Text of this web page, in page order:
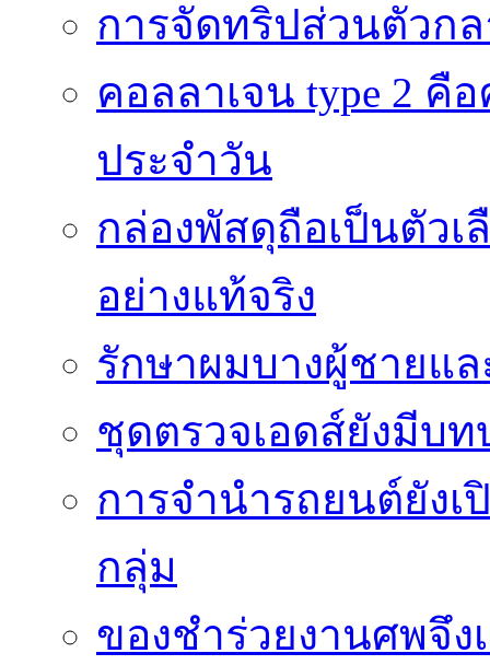
การจัดทริปส่วนตัวก
คอลลาเจน type 2
ประจำวัน
กล่องพัสดุถือเป็นตัว
อย่างแท้จริง
รักษาผมบางผู้ชายแ
ชุดตรวจเอดส์ยังมีบ
การจำนำรถยนต์ยัง
กลุ่ม
ของชำร่วยงานศพจึ